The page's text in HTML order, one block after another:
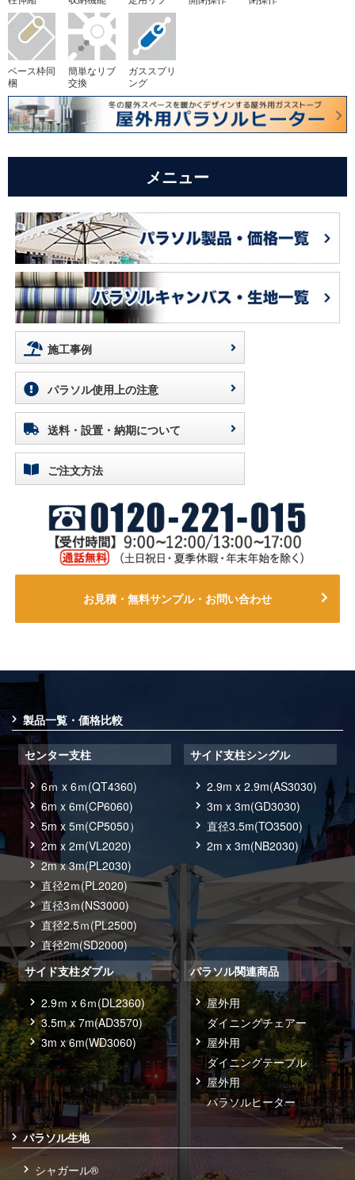
ベース枠同
梱
簡単なリブ
交換
ガススプリ
ング
メニュー
施工事例
パラソル使用上の注意
送料・設置・納期について
ご注文方法
お見積・無料サンプル・お問い合わせ
製品一覧・価格比較
センター支柱
6ｍ x 6ｍ(QT4360)
6m x 6m(CP6060)
5m x 5m(CP5050）
2m x 2m(VL2020)
2m x 3m(PL2030)
直径2ｍ(PL2020)
直径3ｍ(NS3000)
直径2.5ｍ(PL2500)
直径2m(SD2000)
サイド支柱シングル
2.9m x 2.9m(AS3030)
3m x 3m(GD3030)
直径3.5m(TO3500)
2m x 3m(NB2030)
サイド支柱ダブル
2.9ｍ x 6ｍ(DL2360)
3.5m x 7m(AD3570)
3m x 6m(WD3060)
パラソル関連商品
屋外用
ダイニングチェアー
屋外用
ダイニングテーブル
屋外用
パラソルヒーター
パラソル生地
シャガール®